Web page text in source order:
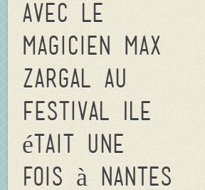
avec le
magicien Max
Zargal au
Festival Ile
était une
fois à Nantes